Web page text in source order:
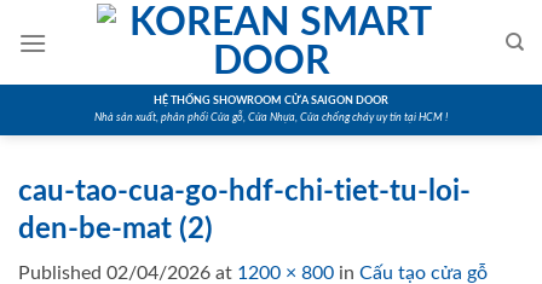
HỆ THỐNG SHOWROOM CỬA SAIGON DOOR
Nhà sản xuất, phân phối Cửa gỗ, Cửa Nhựa, Cửa chống cháy uy tín tại HCM !
cau-tao-cua-go-hdf-chi-tiet-tu-loi-
den-be-mat (2)
Published 02/04/2026 at 1200 × 800 in Cấu tạo cửa gỗ